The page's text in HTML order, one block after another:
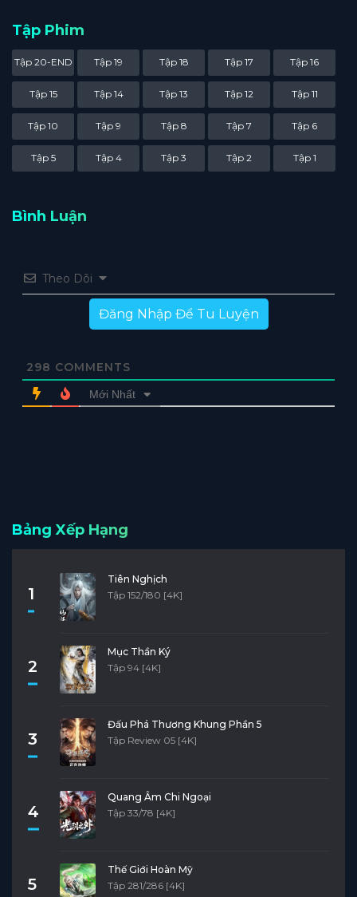
Tập Phim
Tập 20-END Tập 19 Tập 18 Tập 17 Tập 16
Tập 15 Tập 14 Tập 13 Tập 12 Tập 11
Tập 10 Tập 9 Tập 8 Tập 7 Tập 6
Tập 5 Tập 4 Tập 3 Tập 2 Tập 1
Bình Luận
Theo Dõi
Đăng Nhập Để Tu Luyện
298 COMMENTS
Mới Nhất
Bảng Xếp Hạng
1
Tiên Nghịch
Tập 152/180 [4K]
2
Mục Thần Ký
Tập 94 [4K]
3
Đấu Phá Thương Khung Phần 5
Tập Review 05 [4K]
4
Quang Âm Chi Ngoại
Tập 33/78 [4K]
5
Thế Giới Hoàn Mỹ
Tập 281/286 [4K]